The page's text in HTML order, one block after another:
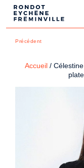
Précédent
Accueil/